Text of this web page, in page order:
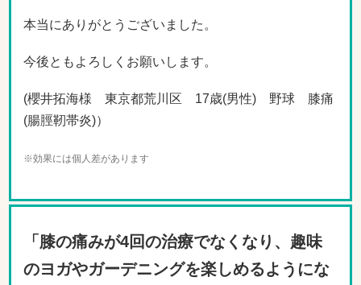
本当にありがとうございました。
今後ともよろしくお願いします。
(櫻井拓海様 東京都荒川区 17歳(男性) 野球 膝痛
(腸脛靭帯炎)）
※効果には個人差があります
「膝の痛みが4回の治療でなくなり、趣味
のヨガやガーデニングを楽しめるようにな